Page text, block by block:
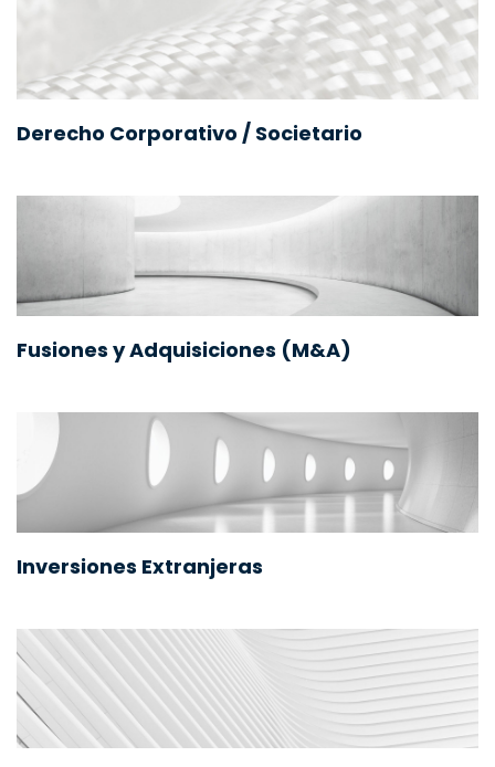
Derecho Corporativo / Societario
Fusiones y Adquisiciones (M&A)
Inversiones Extranjeras